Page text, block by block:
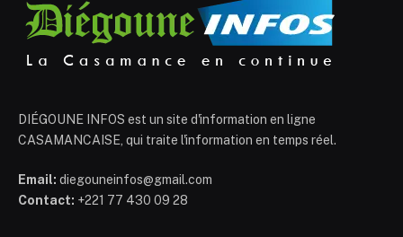
DIÉGOUNE INFOS est un site d'information en ligne
CASAMANCAISE, qui traite l'information en temps réel.
Email: diegouneinfos@gmail.com
Contact: +221 77 430 09 28